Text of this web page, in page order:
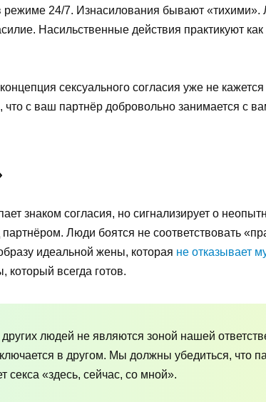
режиме 24/7. Изнасилования бывают «тихими».
Насильственные действия практикуют
сексуального согласия уже не
что с ваш партнёр добровольно занимается с
знаком согласия, но сигнализирует о
партнёром. Люди боятся не соответствовать
идеальной жены, которая не отказывает
который всегда готов.
других людей не являются зоной нашей
в другом. Мы должны убедиться, что
секса «здесь, сейчас, со мной».